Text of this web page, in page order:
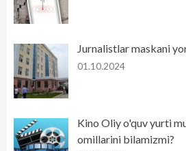
Jurnalistlar maskani
01.10.2024
Kino Oliy o'quv yurti
omillarini bilamizmi?